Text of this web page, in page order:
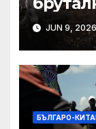
JUN 9, 2026
БЪЛГАРО-